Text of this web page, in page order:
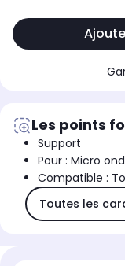
Les points
Support
Pour : Micro
Compatible :
Toutes les